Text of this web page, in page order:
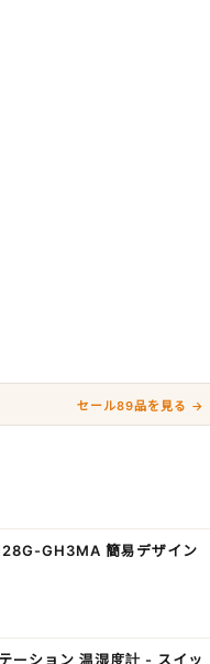
セール89品を見る →
GH3MA 簡易デザイン
ーション 温湿度計 - スイッ